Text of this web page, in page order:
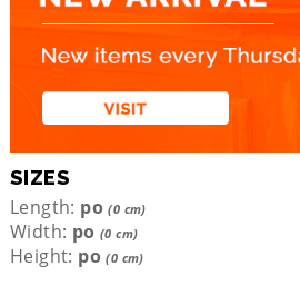
SIZES
Length: po(0 cm)
Width: po (0 cm)
Height: po(0 cm)